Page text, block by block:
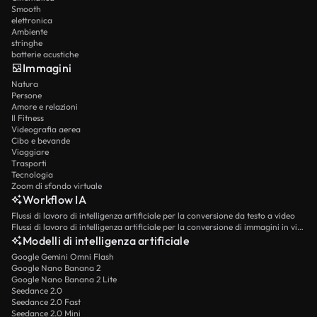
Smooth
elettronica
Ambiente
stringhe
batterie acustiche
Immagini
Natura
Persone
Amore e relazioni
Il Fitness
Videografia aerea
Cibo e bevande
Viaggiare
Trasporti
Tecnologia
Zoom di sfondo virtuale
Workflow IA
Flussi di lavoro di intelligenza artificiale per la conversione da testo a video
Flussi di lavoro di intelligenza artificiale per la conversione di immagini in video
Modelli di intelligenza artificiale
Google Gemini Omni Flash
Google Nano Banana 2
Google Nano Banana 2 Lite
Seedance 2.0
Seedance 2.0 Fast
Seedance 2.0 Mini